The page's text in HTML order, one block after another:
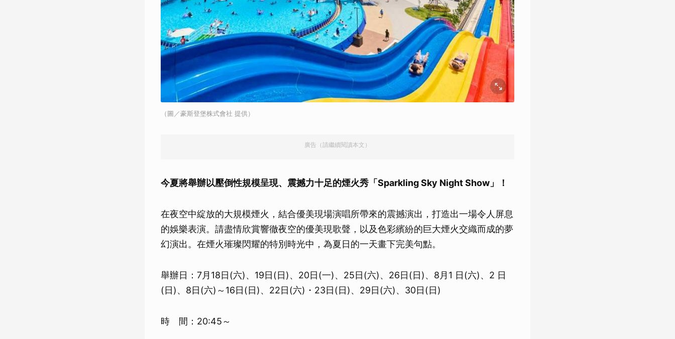
（圖／豪斯登堡株式會社 提供）
廣告（請繼續閱讀本文）
今夏將舉辦以壓倒性規模呈現、震撼力十足的煙火秀「Sparkling Sky Night Show」！
在夜空中綻放的大規模煙火，結合優美現場演唱所帶來的震撼演出，打造出一場令人屏息
的娛樂表演。請盡情欣賞響徹夜空的優美現歌聲，以及色彩繽紛的巨大煙火交織而成的夢
幻演出。在煙火璀璨閃耀的特別時光中，為夏日的一天畫下完美句點。
舉辦日：7月18日(六)、19日(日)、20日(一)、25日(六)、26日(日)、8月1 日(六)、2 日
(日)、8日(六)～16日(日)、22日(六)・23日(日)、29日(六)、30日(日)
時 間：20:45～